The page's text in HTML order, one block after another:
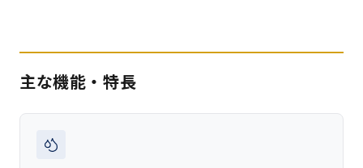
主な機能・特長